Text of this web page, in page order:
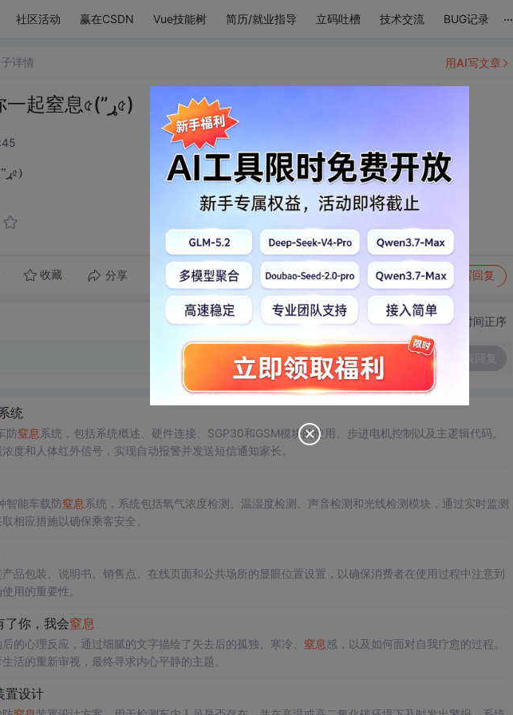
社区活动 赢在CSDN Vue技能树 简历/就业指导 立码吐槽 技术交流 BUG记录 ...
详情
如果法律允许就和你一起窒息৫(”ړ৫)
如果法律允许就和你一起窒息৫(”ړ৫)
收藏 分享 转发到动态 举报 写回复
用AI写文章
切换为时间正序
统
防窒息系统，包括系统概述、硬件连接、SGP30和GSM模块的使用、步进电机控制以及主逻辑代码。
度和人体红外信号，实现自动报警并发送短信通知家长。
智能车载防窒息系统，系统包括氧气浓度检测、温湿度检测、声音检测和光线检测模块，通过实时监测
相应措施以确保乘客安全。
品包装、说明书、销售点、在线页面和公共场所的显眼位置设置，以确保消费者在使用过程中注意到
用的重要性。
了你，我会窒息
的心理反应，通过细腻的文字描绘了失去后的孤独、寒冷、 窒息感，以及如何面对自我疗愈的过程。
活的重新审视，最终寻求内心平静的主题。
置设计